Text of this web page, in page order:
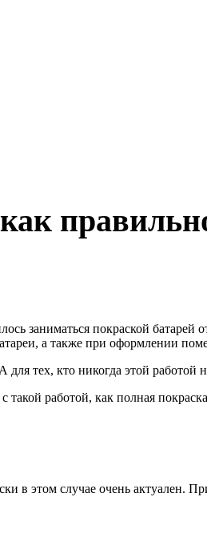
заниматься покраской
а также при оформлении
тех, кто никогда этой работой
работой, как полная
в этом случае очень актуален.